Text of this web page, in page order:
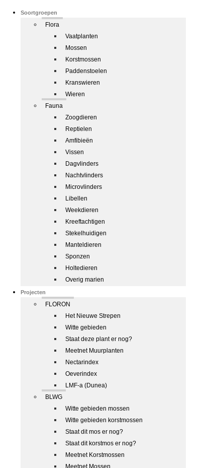
Soortgroepen
Flora
Vaatplanten
Mossen
Korstmossen
Paddenstoelen
Kranswieren
Wieren
Fauna
Zoogdieren
Reptielen
Amfibieën
Vissen
Dagvlinders
Nachtvlinders
Microvlinders
Libellen
Weekdieren
Kreeftachtigen
Stekelhuidigen
Manteldieren
Sponzen
Holtedieren
Overig marien
Projecten
FLORON
Het Nieuwe Strepen
Witte gebieden
Staat deze plant er nog?
Meetnet Muurplanten
Nectarindex
Oeverindex
LMF-a (Dunea)
BLWG
Witte gebieden mossen
Witte gebieden korstmossen
Staat dit mos er nog?
Staat dit korstmos er nog?
Meetnet Korstmossen
Meetnet Mossen